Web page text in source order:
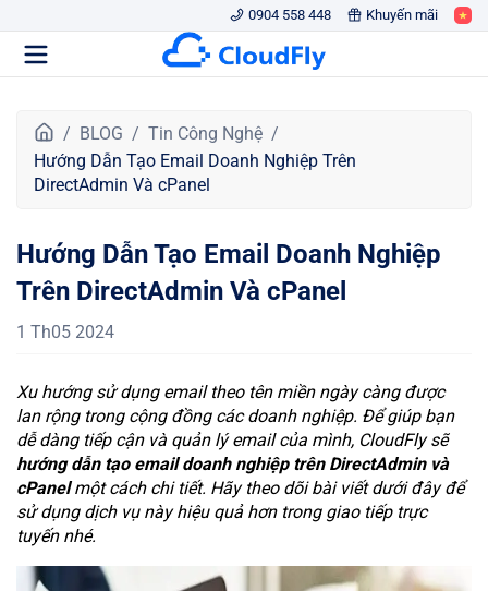
0904 558 448 Khuyến mãi
r
a
c
ủ
BLOG
Tin Công Nghệ
Hướng Dẫn Tạo Email Doanh Nghiệp Trên
DirectAdmin Và cPanel
Hướng Dẫn Tạo Email Doanh Nghiệp
Trên DirectAdmin Và cPanel
1 Th05 2024
Xu hướng sử dụng email theo tên miền ngày càng được
lan rộng trong cộng đồng các doanh nghiệp. Để giúp bạn
dễ dàng tiếp cận và quản lý email của mình, CloudFly sẽ
hướng dẫn tạo email doanh nghiệp trên DirectAdmin và
cPanelmột cách chi tiết. Hãy theo dõi bài viết dưới đây để
sử dụng dịch vụ này hiệu quả hơn trong giao tiếp trực
tuyến nhé.